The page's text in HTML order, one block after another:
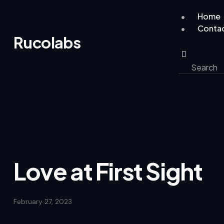
Rucolabs
Home
Love at First Sight
February 27, 2023